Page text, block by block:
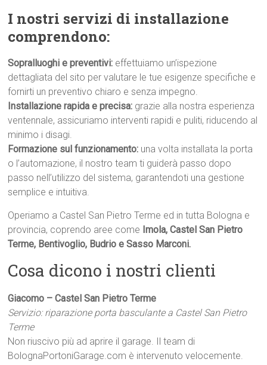
I nostri servizi di installazione
comprendono:
Sopralluoghi e preventivi: effettuiamo un’ispezione
dettagliata del sito per valutare le tue esigenze specifiche e
fornirti un preventivo chiaro e senza impegno.
Installazione rapida e precisa: grazie alla nostra esperienza
ventennale, assicuriamo interventi rapidi e puliti, riducendo al
minimo i disagi.
Formazione sul funzionamento: una volta installata la porta
o l’automazione, il nostro team ti guiderà passo dopo
passo nell’utilizzo del sistema, garantendoti una gestione
semplice e intuitiva.
Operiamo a Castel San Pietro Terme ed in tutta Bologna e
provincia, coprendo aree come Imola, Castel San Pietro
Terme, Bentivoglio, Budrio e Sasso Marconi.
Cosa dicono i nostri clienti
Giacomo – Castel San Pietro Terme
Servizio: riparazione porta basculante a Castel San Pietro
Terme
Non riuscivo più ad aprire il garage. Il team di
BolognaPortoniGarage.com è intervenuto velocemente.